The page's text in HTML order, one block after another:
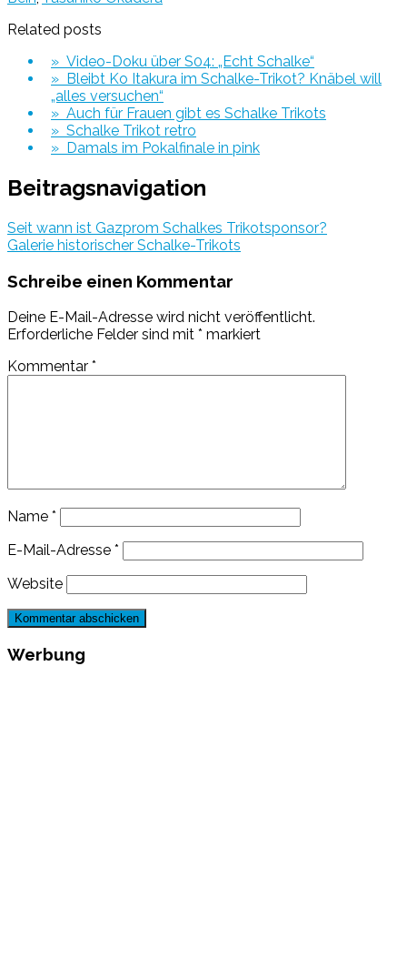
Related posts
» Video-Doku über S04: „Echt Schalke“
» Bleibt Ko Itakura im Schalke-Trikot? Knäbel will
„alles versuchen“
» Auch für Frauen gibt es Schalke Trikots
» Schalke Trikot retro
» Damals im Pokalfinale in pink
Beitragsnavigation
Seit wann ist Gazprom Schalkes Trikotsponsor?
Galerie historischer Schalke-Trikots
Schreibe einen Kommentar
Deine E-Mail-Adresse wird nicht veröffentlicht.
Erforderliche Felder sind mit * markiert
Kommentar *
Name *
E-Mail-Adresse *
Website
Werbung